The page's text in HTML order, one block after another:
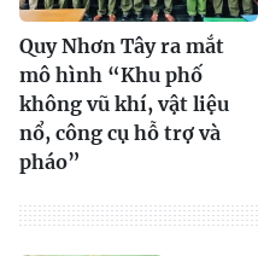
Quy Nhơn Tây ra mắt
mô hình “Khu phố
không vũ khí, vật liệu
nổ, công cụ hỗ trợ và
pháo”